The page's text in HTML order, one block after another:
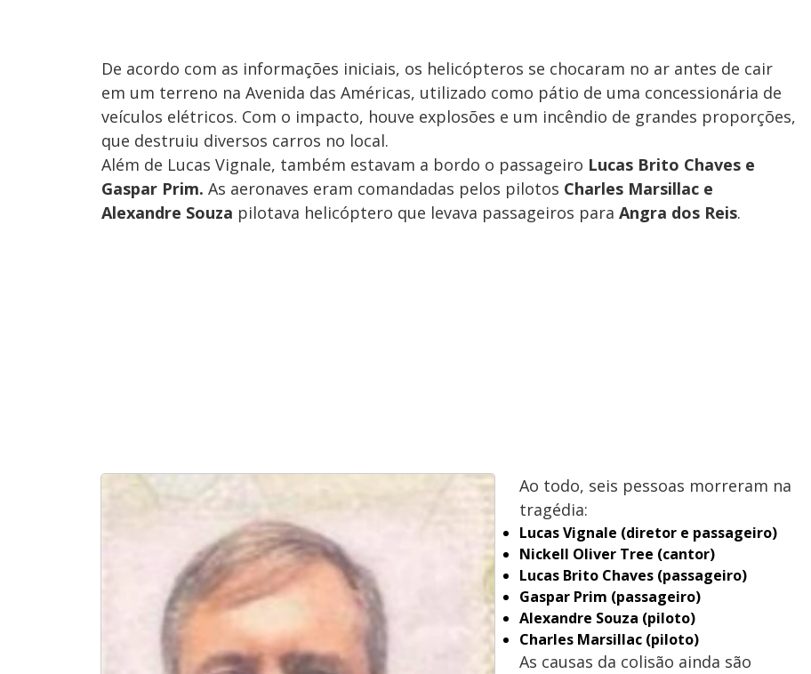
De acordo com as informações iniciais, os helicópteros se chocaram no ar antes de cair
em um terreno na Avenida das Américas, utilizado como pátio de uma concessionária de
veículos elétricos. Com o impacto, houve explosões e um incêndio de grandes proporções,
que destruiu diversos carros no local.
Além de Lucas Vignale, também estavam a bordo o passageiro Lucas Brito Chaves e
Gaspar Prim. As aeronaves eram comandadas pelos pilotos Charles Marsillac e
Alexandre Souza pilotava helicóptero que levava passageiros para Angra dos Reis.
Ao todo, seis pessoas morreram na
tragédia:
Lucas Vignale (diretor e passageiro)
Nickell Oliver Tree (cantor)
Lucas Brito Chaves (passageiro)
Gaspar Prim (passageiro)
Alexandre Souza (piloto)
Charles Marsillac (piloto)
As causas da colisão ainda são